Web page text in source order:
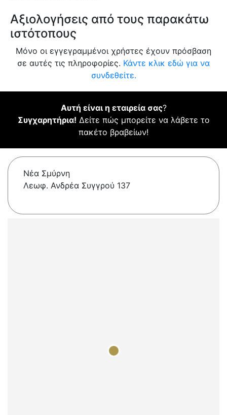
Αξιολογήσεις από τους παρακάτω
ιστότοπους
Μόνο οι εγγεγραμμένοι χρήστες έχουν πρόσβαση
σε αυτές τις πληροφορίες. Κάντε κλικ εδώ για να
συνδεθείτε.
Αυτή είναι η εταιρεία σας?
Συγχαρητήρια! Δείτε πώς μπορείτε να λάβετε το
πακέτο βραβείων!
Νέα Σμύρνη
Λεωφ. Ανδρέα Συγγρού 137